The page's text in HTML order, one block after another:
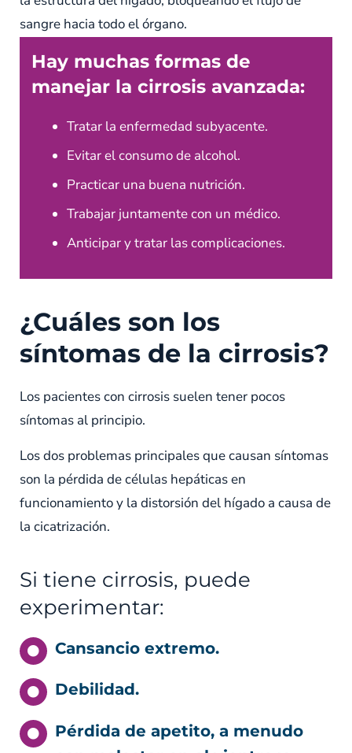
sangre hacia todo el órgano.
Hay muchas formas de
manejar la cirrosis avanzada:
Tratar la enfermedad subyacente.
Evitar el consumo de alcohol.
Practicar una buena nutrición.
Trabajar juntamente con un médico.
Anticipar y tratar las complicaciones.
¿Cuáles son los
síntomas de la cirrosis?
Los pacientes con cirrosis suelen tener pocos
síntomas al principio.
Los dos problemas principales que causan síntomas
son la pérdida de células hepáticas en
funcionamiento y la distorsión del hígado a causa de
la cicatrización.
Si tiene cirrosis, puede
experimentar:
Cansancio extremo.
Debilidad.
Pérdida de apetito, a menudo